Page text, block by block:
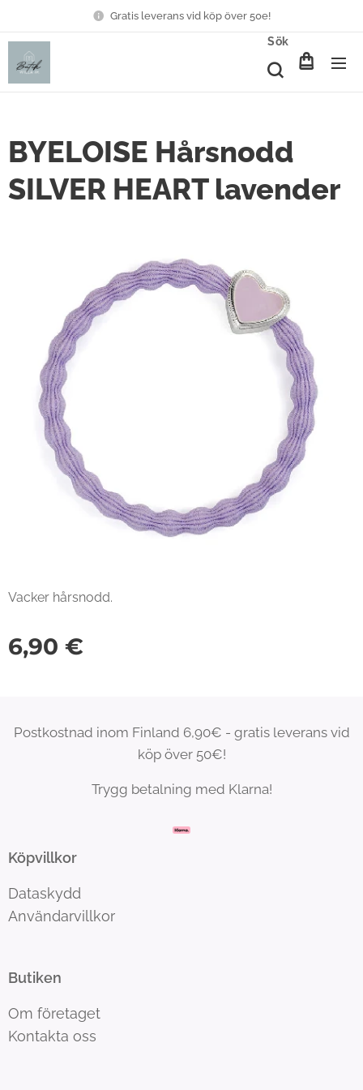
Gratis leverans vid köp över 50e!
Sök
BYELOISE Hårsnodd
SILVER HEART lavender
Vacker hårsnodd.
6,90 €
Postkostnad inom Finland 6,90€ - gratis leverans vid
köp över 50€!
Trygg betalning med Klarna!
Köpvillkor
Dataskydd
Användarvillkor
Butiken
Om företaget
Kontakta oss